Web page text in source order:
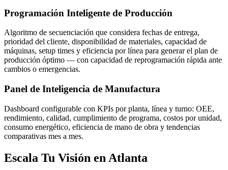
Programación Inteligente de Producción
Algoritmo de secuenciación que considera fechas de entrega,
prioridad del cliente, disponibilidad de materiales, capacidad de
máquinas, setup times y eficiencia por línea para generar el plan de
producción óptimo — con capacidad de reprogramación rápida ante
cambios o emergencias.
Panel de Inteligencia de Manufactura
Dashboard configurable con KPIs por planta, línea y turno: OEE,
rendimiento, calidad, cumplimiento de programa, costos por unidad,
consumo energético, eficiencia de mano de obra y tendencias
comparativas mes a mes.
Escala Tu Visión en Atlanta